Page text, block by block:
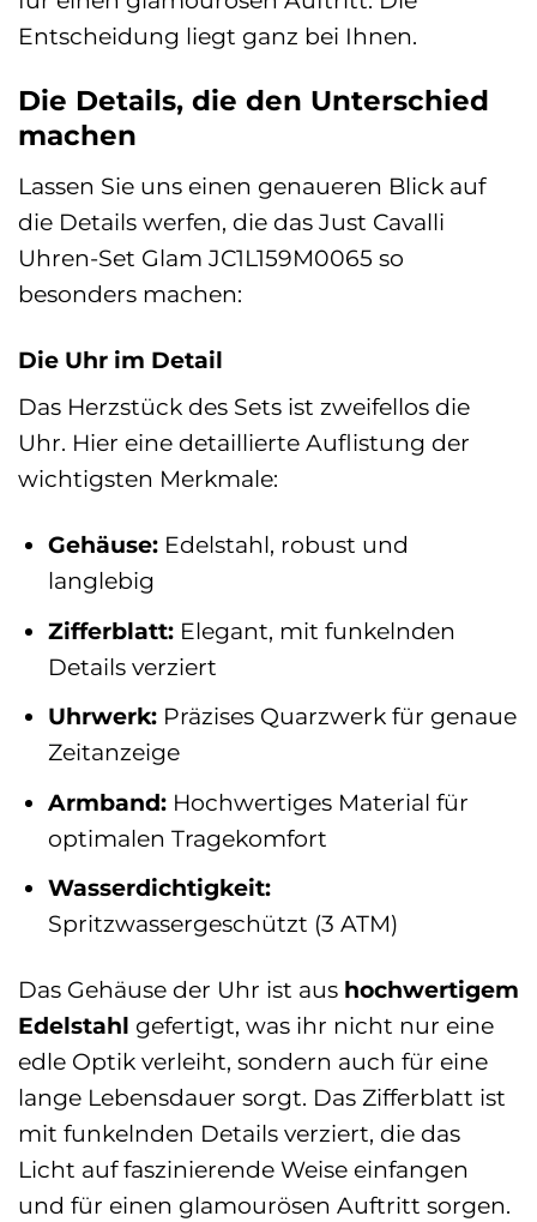
Entscheidung liegt ganz bei Ihnen.
Die Details, die den Unterschied
machen
Lassen Sie uns einen genaueren Blick auf
die Details werfen, die das Just Cavalli
Uhren-Set Glam JC1L159M0065 so
besonders machen:
Die Uhr im Detail
Das Herzstück des Sets ist zweifellos die
Uhr. Hier eine detaillierte Auflistung der
wichtigsten Merkmale:
Gehäuse:Edelstahl, robust und
langlebig
Zifferblatt:Elegant, mit funkelnden
Details verziert
Uhrwerk:Präzises Quarzwerk für genaue
Zeitanzeige
Armband:Hochwertiges Material für
optimalen Tragekomfort
Wasserdichtigkeit:
Spritzwassergeschützt (3 ATM)
Das Gehäuse der Uhr ist aus hochwertigem
Edelstahl gefertigt, was ihr nicht nur eine
edle Optik verleiht, sondern auch für eine
lange Lebensdauer sorgt. Das Zifferblatt ist
mit funkelnden Details verziert, die das
Licht auf faszinierende Weise einfangen
und für einen glamourösen Auftritt sorgen.